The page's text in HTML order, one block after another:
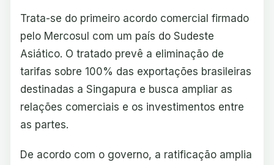
Trata-se do primeiro acordo comercial firmado
pelo Mercosul com um país do Sudeste
Asiático. O tratado prevê a eliminação de
tarifas sobre 100% das exportações brasileiras
destinadas a Singapura e busca ampliar as
relações comerciais e os investimentos entre
as partes.
De acordo com o governo, a ratificação amplia